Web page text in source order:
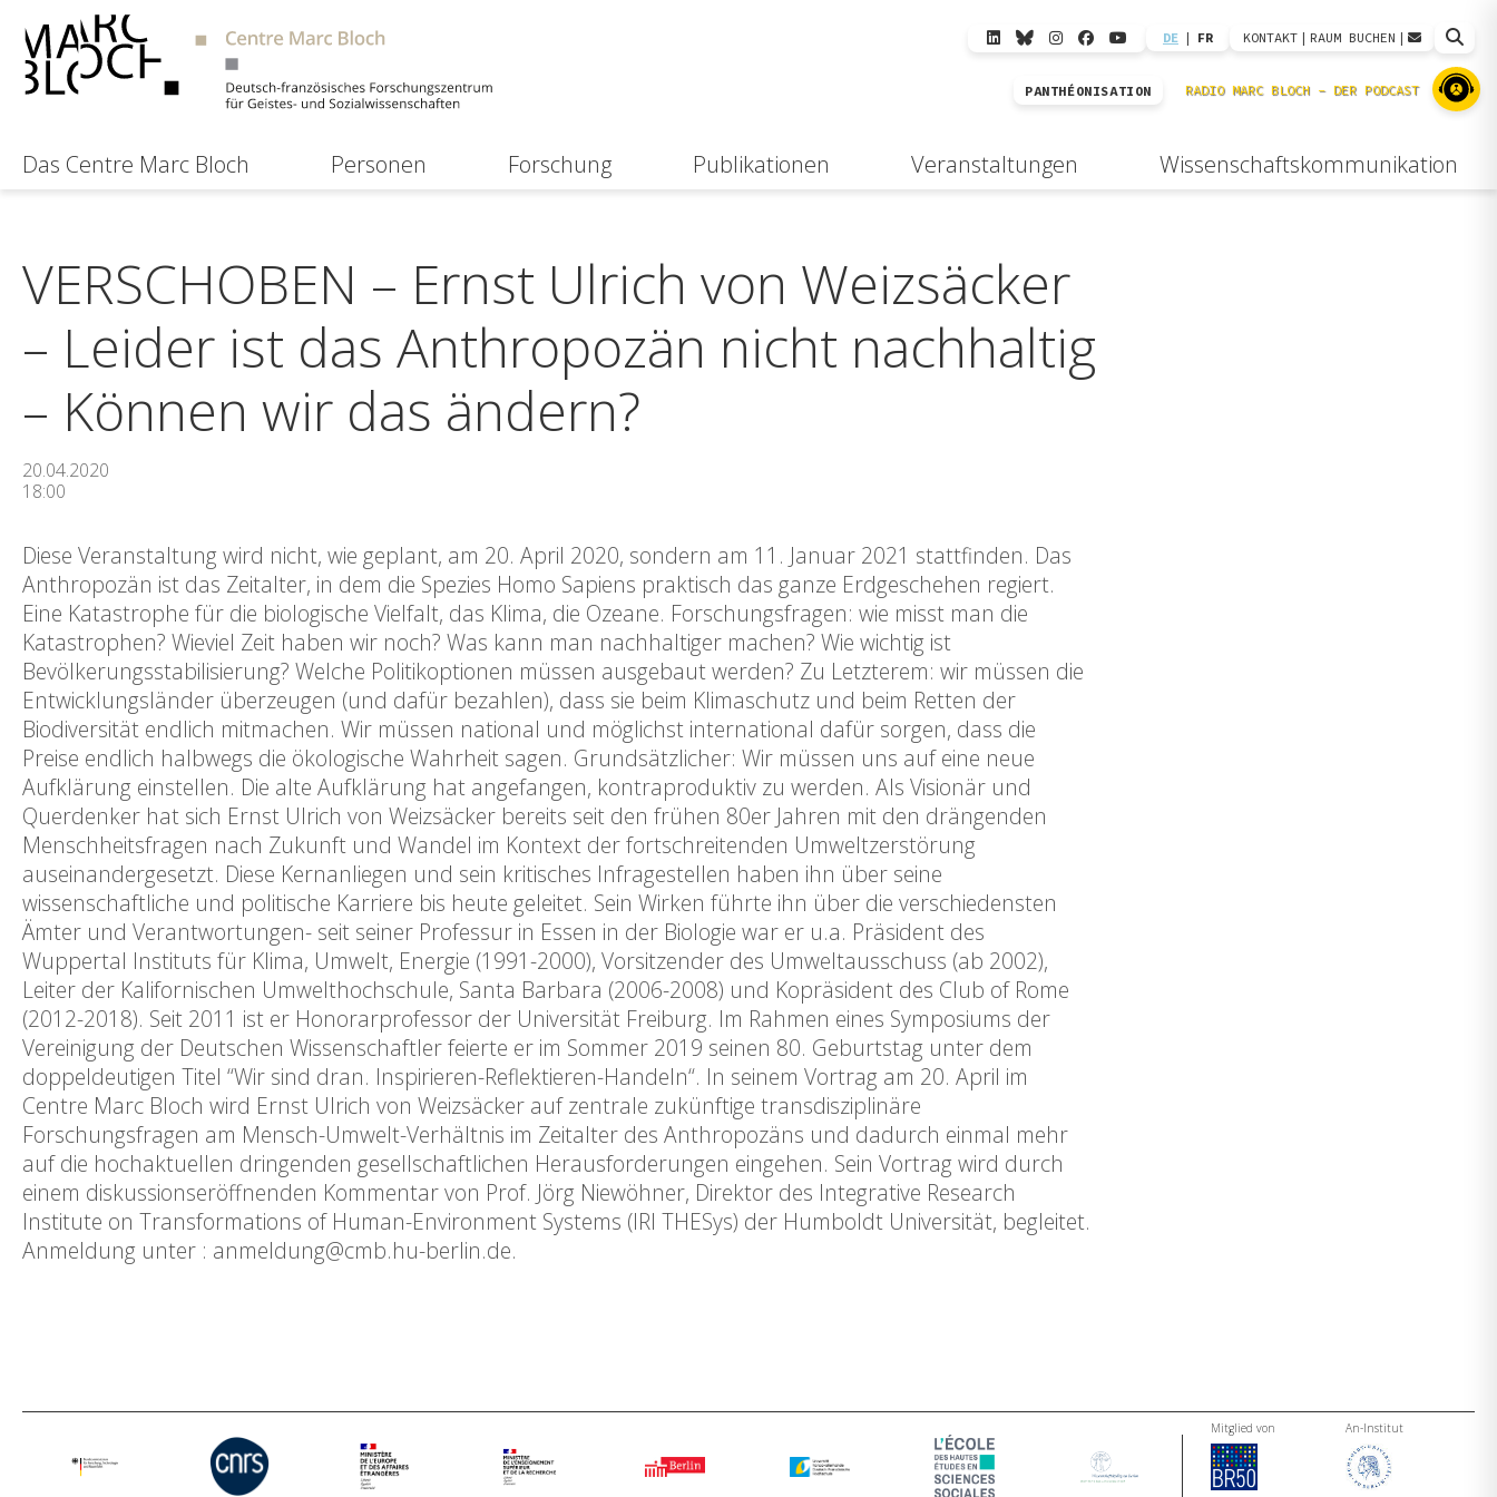
DE | FR KONTAKT | RAUM BUCHEN |
PANTHÉONISATION
Das Centre Marc Bloch Personen Forschung Publikationen Veranstaltungen Wissenschaftskommunikation
VERSCHOBEN – Ernst Ulrich von Weizsäcker
– Leider ist das Anthropozän nicht nachhaltig
– Können wir das ändern?
20.04.2020
18:00
Diese Veranstaltung wird nicht, wie geplant, am 20. April 2020, sondern am 11. Januar 2021 stattfinden. Das
Anthropozän ist das Zeitalter, in dem die Spezies Homo Sapiens praktisch das ganze Erdgeschehen regiert.
Eine Katastrophe für die biologische Vielfalt, das Klima, die Ozeane. Forschungsfragen: wie misst man die
Katastrophen? Wieviel Zeit haben wir noch? Was kann man nachhaltiger machen? Wie wichtig ist
Bevölkerungsstabilisierung? Welche Politikoptionen müssen ausgebaut werden? Zu Letzterem: wir müssen die
Entwicklungsländer überzeugen (und dafür bezahlen), dass sie beim Klimaschutz und beim Retten der
Biodiversität endlich mitmachen. Wir müssen national und möglichst international dafür sorgen, dass die
Preise endlich halbwegs die ökologische Wahrheit sagen. Grundsätzlicher: Wir müssen uns auf eine neue
Aufklärung einstellen. Die alte Aufklärung hat angefangen, kontraproduktiv zu werden. Als Visionär und
Querdenker hat sich Ernst Ulrich von Weizsäcker bereits seit den frühen 80er Jahren mit den drängenden
Menschheitsfragen nach Zukunft und Wandel im Kontext der fortschreitenden Umweltzerstörung
auseinandergesetzt. Diese Kernanliegen und sein kritisches Infragestellen haben ihn über seine
wissenschaftliche und politische Karriere bis heute geleitet. Sein Wirken führte ihn über die verschiedensten
Ämter und Verantwortungen- seit seiner Professur in Essen in der Biologie war er u.a. Präsident des
Wuppertal Instituts für Klima, Umwelt, Energie (1991-2000), Vorsitzender des Umweltausschuss (ab 2002),
Leiter der Kalifornischen Umwelthochschule, Santa Barbara (2006-2008) und Kopräsident des Club of Rome
(2012-2018). Seit 2011 ist er Honorarprofessor der Universität Freiburg. Im Rahmen eines Symposiums der
Vereinigung der Deutschen Wissenschaftler feierte er im Sommer 2019 seinen 80. Geburtstag unter dem
doppeldeutigen Titel “Wir sind dran. Inspirieren-Reflektieren-Handeln“. In seinem Vortrag am 20. April im
Centre Marc Bloch wird Ernst Ulrich von Weizsäcker auf zentrale zukünftige transdisziplinäre
Forschungsfragen am Mensch-Umwelt-Verhältnis im Zeitalter des Anthropozäns und dadurch einmal mehr
auf die hochaktuellen dringenden gesellschaftlichen Herausforderungen eingehen. Sein Vortrag wird durch
einem diskussionseröffnenden Kommentar von Prof. Jörg Niewöhner, Direktor des Integrative Research
Institute on Transformations of Human-Environment Systems (IRI THESys) der Humboldt Universität, begleitet.
Anmeldung unter : anmeldung@cmb.hu-berlin.de.
Mitglied von An-Institut